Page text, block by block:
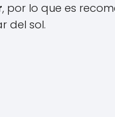
, por lo que es
del sol.